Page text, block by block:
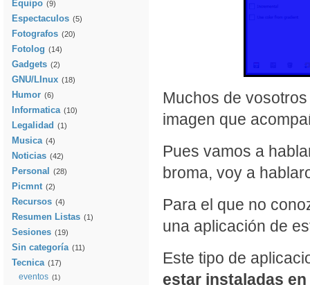
Muchos de
imagen que
Pues vamos a
broma, voy a
Para el que no
una aplicación de
Este tipo de
estar instaladas
Equipo (9)
Espectaculos (5)
Fotografos (20)
Fotolog (14)
Gadgets (2)
GNU/LInux (18)
Humor (6)
Informatica (10)
Legalidad (1)
Musica (4)
Noticias (42)
Personal (28)
Picmnt (2)
Recursos (4)
Resumen Listas (1)
Sesiones (19)
Sin categoría (11)
Tecnica (17)
eventos (1)